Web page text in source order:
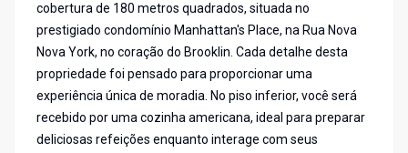
cobertura de 180 metros quadrados, situada no
prestigiado condomínio Manhattan's Place, na Rua Nova
Nova York, no coração do Brooklin. Cada detalhe desta
propriedade foi pensado para proporcionar uma
experiência única de moradia. No piso inferior, você será
recebido por uma cozinha americana, ideal para preparar
deliciosas refeições enquanto interage com seus